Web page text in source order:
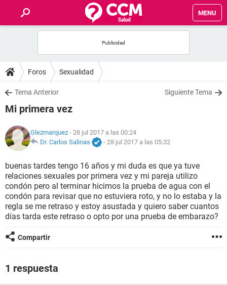
MENU
FOROS
SALUD
FAMILIA
NUTRICIÓN
BIENESTAR
SEXUALIDAD
GLOSARIO
Foros Sexualidad
Tema Anterior Siguiente Tema
Mi primera vez
Glezmarquez - 28 jul 2017 a las 00:24
Dr. Carlos Salinas
- 28 jul 2017 a las 05:32
buenas tardes tengo 16 años y mi duda es que ya tuve
relaciones sexuales por primera vez y mi pareja utilizo
condón pero al terminar hicimos la prueba de agua con el
condón para revisar que no estuviera roto, y no lo estaba y la
regla se me retraso y estoy asustada y quiero saber cuantos
días tarda este retraso o opto por una prueba de embarazo?
Compartir
1 respuesta